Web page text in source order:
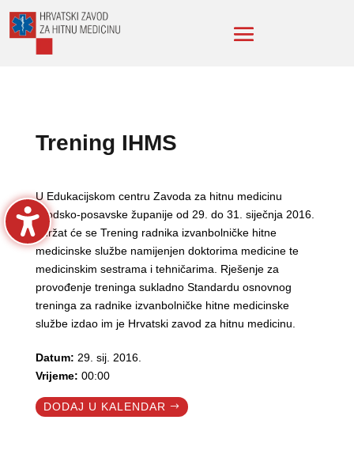
Trening IHMS
U Edukacijskom centru Zavoda za hitnu medicinu
Brodsko-posavske županije od 29. do 31. siječnja 2016.
održat će se Trening radnika izvanbolničke hitne
medicinske službe namijenjen doktorima medicine te
medicinskim sestrama i tehničarima. Rješenje za
provođenje treninga sukladno Standardu osnovnog
treninga za radnike izvanbolničke hitne medicinske
službe izdao im je Hrvatski zavod za hitnu medicinu.
Datum: 29. sij. 2016.
Vrijeme: 00:00
DODAJ U KALENDAR